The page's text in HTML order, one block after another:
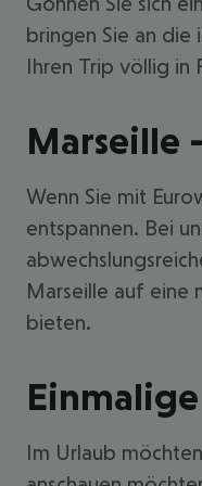
bringen Sie an die
Ihren Trip völlig in
Marseille
Wenn Sie mit
entspannen. Bei
Marseille auf eine
bieten.
Im Urlaub